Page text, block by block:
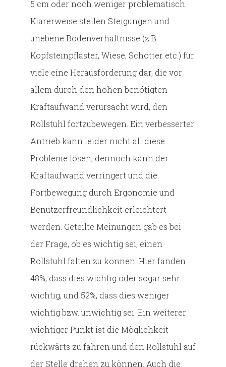
5 cm oder noch weniger problematisch.
Klarerweise stellen Steigungen und
unebene Bodenverhältnisse (z.B.
Kopfsteinpflaster, Wiese, Schotter etc.) für
viele eine Herausforderung dar, die vor
allem durch den hohen benötigten
Kraftaufwand verursacht wird, den
Rollstuhl fortzubewegen. Ein verbesserter
Antrieb kann leider nicht all diese
Probleme lösen, dennoch kann der
Kraftaufwand verringert und die
Fortbewegung durch Ergonomie und
Benutzerfreundlichkeit erleichtert
werden. Geteilte Meinungen gab es bei
der Frage, ob es wichtig sei, einen
Rollstuhl falten zu können. Hier fanden
48%, dass dies wichtig oder sogar sehr
wichtig, und 52%, dass dies weniger
wichtig bzw. unwichtig sei. Ein weiterer
wichtiger Punkt ist die Möglichkeit
rückwärts zu fahren und den Rollstuhl auf
der Stelle drehen zu können. Auch die